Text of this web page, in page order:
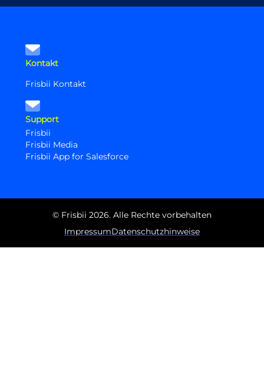
Kontakt
Frisbii Kontakt
Support
Frisbii
Frisbii Media
Frisbii App for Salesforce
© Frisbii 2026. Alle Rechte vorbehalten
ImpressumDatenschutzhinweise